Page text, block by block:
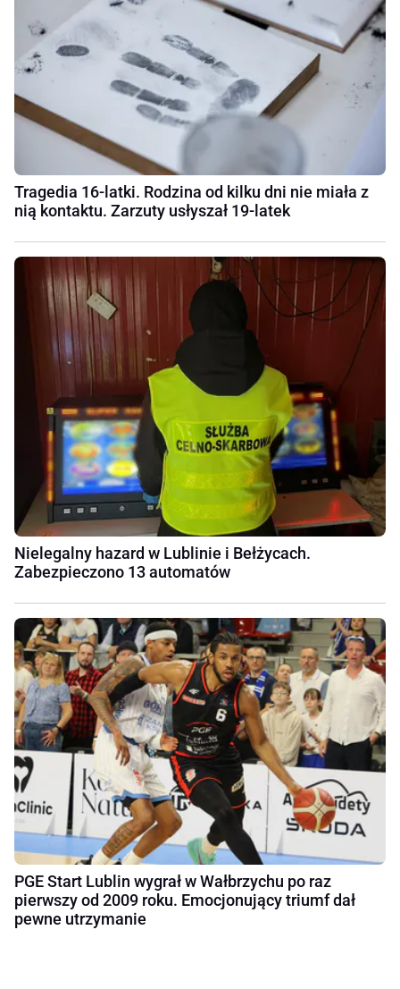
Tragedia 16-latki. Rodzina od kilku dni nie miała z
nią kontaktu. Zarzuty usłyszał 19-latek
Nielegalny hazard w Lublinie i Bełżycach.
Zabezpieczono 13 automatów
PGE Start Lublin wygrał w Wałbrzychu po raz
pierwszy od 2009 roku. Emocjonujący triumf dał
pewne utrzymanie